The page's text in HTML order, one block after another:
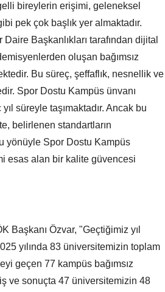
bireylerin erişimi, geleneksel
pek çok başlık yer almaktadır.
Başkanlıkları tarafından dijital
oluşan bağımsız
Bu süreç, şeffaflık, nesnellik ve
Spor Dostu Kampüs ünvanı
süreyle taşımaktadır. Ancak bu
belirlenen standartların
yönüyle Spor Dostu Kampüs
esas alan bir kalite güvencesi
Başkanı Özvar, "Geçtiğimiz yıl
yılında 83 üniversitemizin toplam
geçen 77 kampüs bağımsız
ve sonuçta 47 üniversitemizin 48